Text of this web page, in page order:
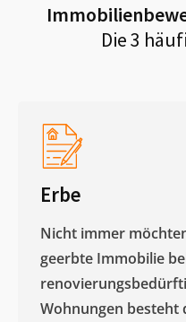
Die 3
Erbe
Nicht immer
geerbte Immobilie
Wohnungen besteht